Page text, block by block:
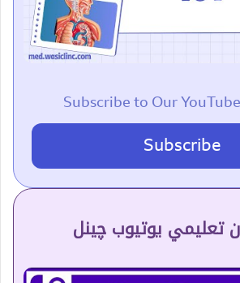
Subscribe to Our
Subscribe
تعلیمي یوتیوب چینل